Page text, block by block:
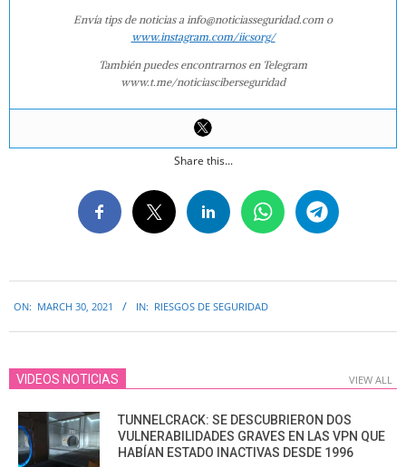
Envía tips de noticias a info@noticiasseguridad.com o
www.instagram.com/iicsorg/
También puedes encontrarnos en Telegram
www.t.me/noticiasciberseguridad
Share this...
03-
30
ON: MARCH 30, 2021 IN: RIESGOS DE SEGURIDAD
VIDEOS NOTICIAS VIEW ALL
TUNNELCRACK: SE DESCUBRIERON DOS
VULNERABILIDADES GRAVES EN LAS VPN QUE
HABÍAN ESTADO INACTIVAS DESDE 1996